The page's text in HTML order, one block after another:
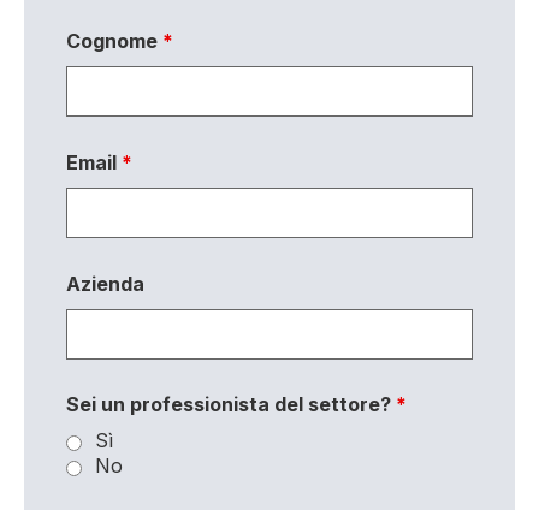
Cognome *
Email *
Azienda
Sei un professionista del settore? *
Sì
No